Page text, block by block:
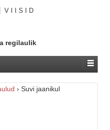
V I I S I D
regilaulik
› Suvi jaanikul